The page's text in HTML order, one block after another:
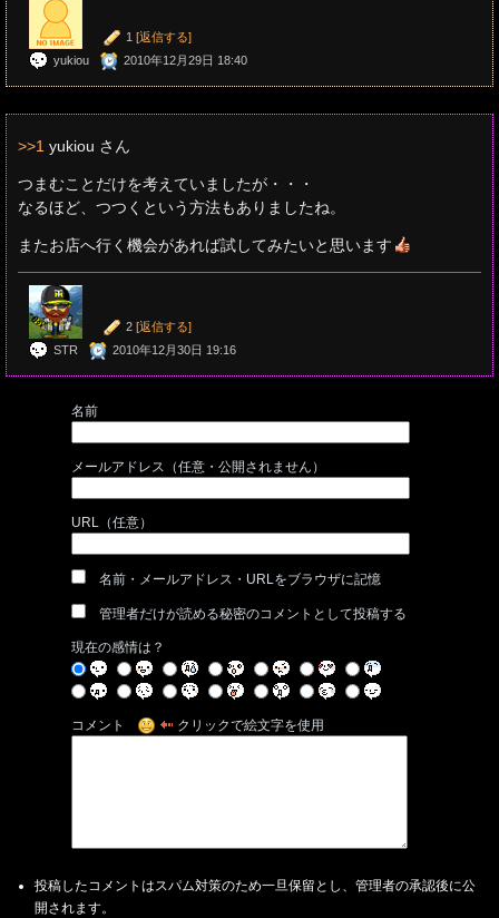
1 [返信する]
yukiou
2010年12月29日 18:40
>>1 yukiou さん
つまむことだけを考えていましたが・・・
なるほど、つつくという方法もありましたね。
またお店へ行く機会があれば試してみたいと思います
2 [返信する]
STR
2010年12月30日 19:16
名前
メールアドレス（任意・公開されません）
URL（任意）
名前・メールアドレス・URLをブラウザに記憶
管理者だけが読める秘密のコメントとして投稿する
現在の感情は？
コメント クリックで絵文字を使用
投稿したコメントはスパム対策のため一旦保留とし、管理者の承認後に公
開されます。